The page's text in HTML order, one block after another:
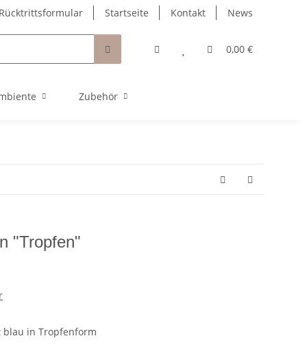
Rücktrittsformular Startseite Kontakt News
0,00 €
Zubehör
"Tropfen"
blau in Tropfenform